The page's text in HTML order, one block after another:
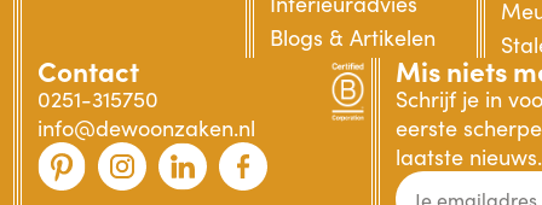
Blogs & Artikelen
Contact
0251-315750
info@dewoonzaken.nl
Mis niets
Schrijf je in
eerste
laatste nieuws.